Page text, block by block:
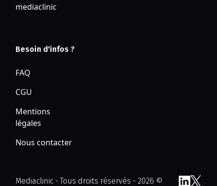
mediaclinic
Besoin d'infos ?
FAQ
CGU
Mentions
légales
Nous contacter
Mediaclinic - Tous droits réservés - 2026 ©